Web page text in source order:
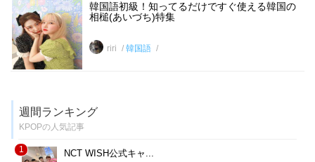
韓国語初級！知ってるだけですぐ使える韓国の
相槌(あいづち)特集
riri 韓国語
週間ランキング
KPOPの人気記事
1 NCT WISH公式キャ...